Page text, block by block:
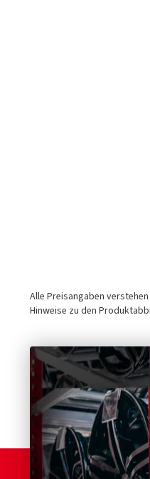
Alle Preisangaben
Hinweise zu den